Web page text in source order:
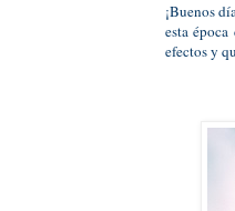
¡Buenos
esta
efectos y